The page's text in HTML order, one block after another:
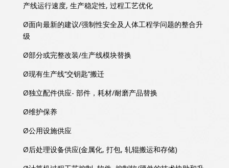
产线运行速度, 生产稳定性, 过程工艺优化
Ø面向最新的建议/强制性安全及人体工程学问题的整合升
级
Ø部分或完整改装/生产线模块替换
Ø现有生产线‘‘交钥匙’’搬迁
Ø独立配件供应- 部件，耗材/耐磨产品替换
Ø维护保养
Ø公用设施供应
Ø后处理设备供应(金属化, 打包, 轧辊搬运和存储)